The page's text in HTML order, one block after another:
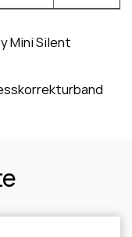
Mini Silent